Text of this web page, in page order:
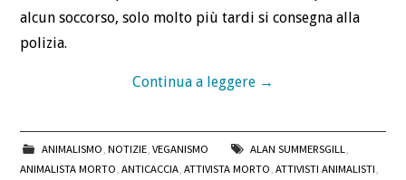
alcun soccorso, solo molto più tardi si consegna alla
polizia.
Continua a leggere →
ANIMALISMO NOTIZIE, VEGANISMO ALAN SUMMERSGILL
ANIMALISTA MORTO ,ANTICACCIA ,ATTIVISTA MORTO ,ATTIVISTI ANIMALISTI